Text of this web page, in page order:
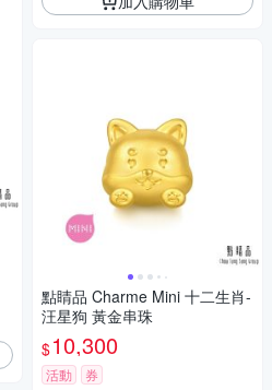
點睛品 Charme Mini 十二生肖-
汪星狗 黃金串珠
$10,300
活動 券